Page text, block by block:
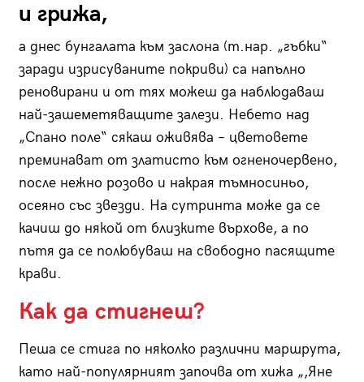
и грижа,
а днес бунгалата към заслона (т.нар. „гъбки“
заради изрисуваните покриви) са напълно
реновирани и от тях можеш да наблюдаваш
най-зашеметяващите залези. Небето над
„Спано поле“ сякаш оживява – цветовете
преминават от златисто към огненочервено,
после нежно розово и накрая тъмносиньо,
осеяно със звезди. На сутринта може да се
качиш до някой от близките върхове, а по
пътя да се полюбуваш на свободно пасящите
крави.
Как да стигнеш?
Пеша се стига по няколко различни маршрута,
като най-популярният започва от хижа „,Яне